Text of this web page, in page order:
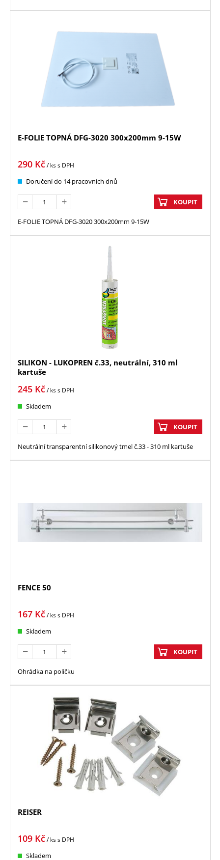
E-FOLIE TOPNÁ DFG-3020 300x200mm 9-15W
290 Kč/ kss DPH
Doručení do 14 pracovních dnů
KOUPIT
E-FOLIE TOPNÁ DFG-3020 300x200mm 9-15W
SILIKON - LUKOPREN č.33, neutrální, 310 ml
kartuše
245 Kč/ kss DPH
Skladem
KOUPIT
Neutrální transparentní silikonový tmel č.33 - 310 ml kartuše
FENCE 50
167 Kč/ kss DPH
Skladem
KOUPIT
Ohrádka na poličku
REISER
109 Kč/ kss DPH
Skladem